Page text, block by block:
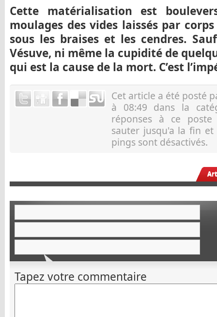
Cette matérialisation est
moulages des vides laissés par
sous les braises et les cendres.
Vésuve, ni même la cupidité de
qui est la cause de la mort. C’est
Cet article a été posté
à 08:49 dans la
réponses à ce
sauter jusqu'a la fin et
pings sont désactivés.
Tapez votre commentaire